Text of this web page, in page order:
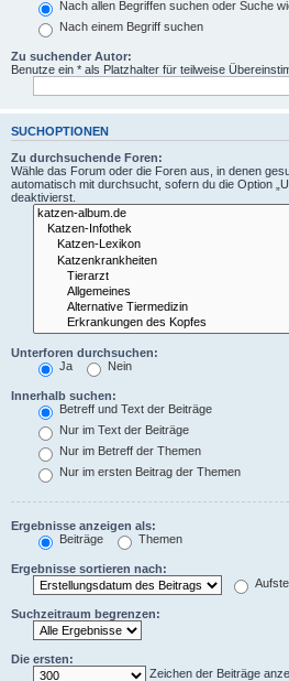
Nach allen Begriffen suchen oder Suche
Nach einem Begriff suchen
Zu suchender Autor:
Benutze ein * als Platzhalter für teilweise
SUCHOPTIONEN
Zu durchsuchende Foren:
Wähle das Forum oder die Foren aus, in denen
automatisch mit durchsucht, sofern du die Option
deaktivierst.
Unterforen durchsuchen:
Ja
Nein
Innerhalb suchen:
Betreff und Text der Beiträge
Nur im Text der Beiträge
Nur im Betreff der Themen
Nur im ersten Beitrag der Themen
Ergebnisse anzeigen als:
Beiträge
Themen
Ergebnisse sortieren nach:
Suchzeitraum begrenzen:
Die ersten:
Zeichen der Beiträge